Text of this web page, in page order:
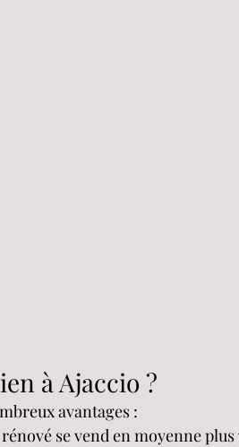
à Ajaccio ?
avantages :
se vend en moyenne